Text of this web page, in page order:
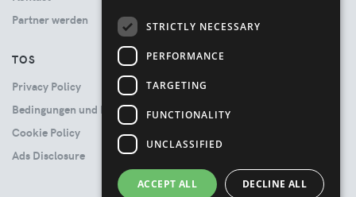
Partner werden
TOS
Privacy Policy
Bedingungen und Konditionen
Cookie Policy
Ads Disclosure
STRICTLY NECESSARY
PERFORMANCE
TARGETING
FUNCTIONALITY
UNCLASSIFIED
ACCEPT ALL DECLINE ALL